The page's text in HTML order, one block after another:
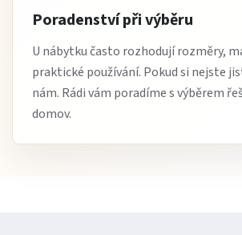
Poradenství při výběru
U nábytku často rozhodují rozměry,
praktické používání. Pokud si nejste
nám. Rádi vám poradíme s výběrem
domov.